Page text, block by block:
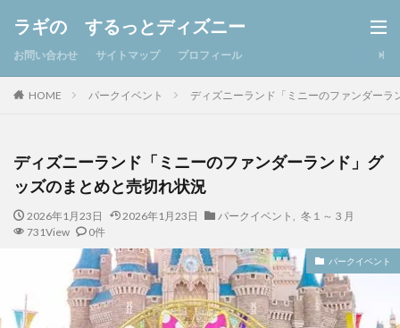
ラギの するっとディズニー
お問い合わせ サイトマップ プロフィール
HOME パークイベント ディズニーランド「ミニーのファンダー
ディズニーランド「ミニーのファンダーランド」グ
ッズのまとめと売切れ状況
2026年1月23日 2026年1月23日 パークイベント
冬１～３月
731View
0件
パークイベント